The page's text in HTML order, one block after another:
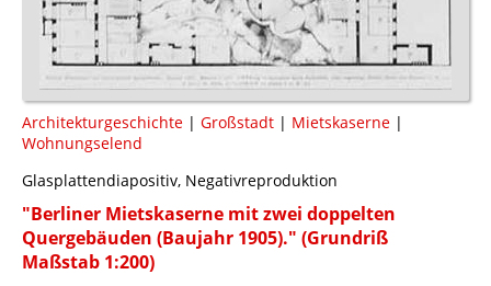
Architekturgeschichte | Großstadt | Mietskaserne |
Wohnungselend
Glasplattendiapositiv, Negativreproduktion
"Berliner Mietskaserne mit zwei doppelten
Quergebäuden (Baujahr 1905)." (Grundriß
Maßstab 1:200)